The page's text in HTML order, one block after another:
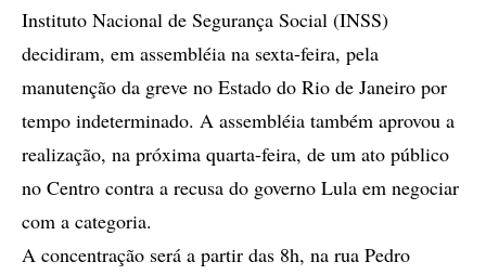
Instituto Nacional de Segurança Social (INSS)
decidiram, em assembléia na sexta-feira, pela
manutenção da greve no Estado do Rio de Janeiro por
tempo indeterminado. A assembléia também aprovou a
realização, na próxima quarta-feira, de um ato público
no Centro contra a recusa do governo Lula em negociar
com a categoria.
A concentração será a partir das 8h, na rua Pedro